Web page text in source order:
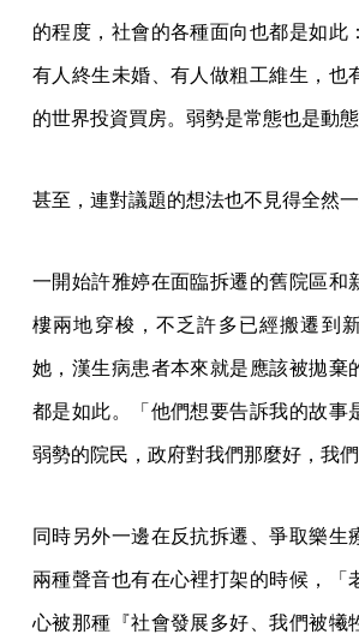
的程度，社會的各種面向也都是如此
有人終生未婚、有人做粗工維生，也
的世界投資買房。弱勢是常態也是動態
甚至，連對議題的想法也不見得全然一
一開始許雅婷在面臨拆遷的舊院區和
樓兩地穿梭，不乏許多已經搬遷到
她，漢生病患者本來就是應該被拋棄
都是如此。「他們想要告訴我的故事
弱勢的院民，政府對我們那麼好，我們
同時另外一邊在反抗拆遷、爭取樂生
兩種聲音也有在心裡打架的時候，「
心被那種『社會發展多好、我們被犧